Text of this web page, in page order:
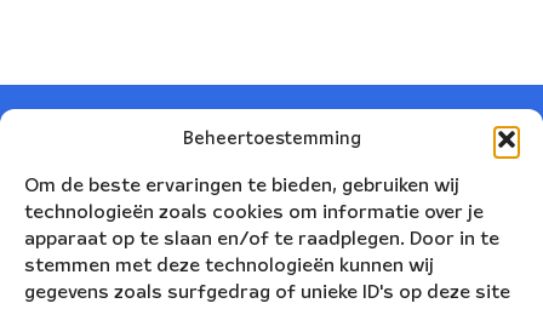
Beheertoestemming
Om de beste ervaringen te bieden, gebruiken wij
technologieën zoals cookies om informatie over je
apparaat op te slaan en/of te raadplegen. Door in te
stemmen met deze technologieën kunnen wij
gegevens zoals surfgedrag of unieke ID's op deze site